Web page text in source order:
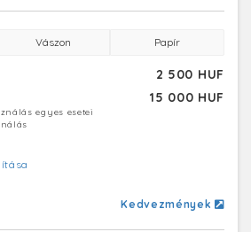
Vászon Papír
2 500 HUF
15 000 HUF
egyes esetei
Kedvezmények